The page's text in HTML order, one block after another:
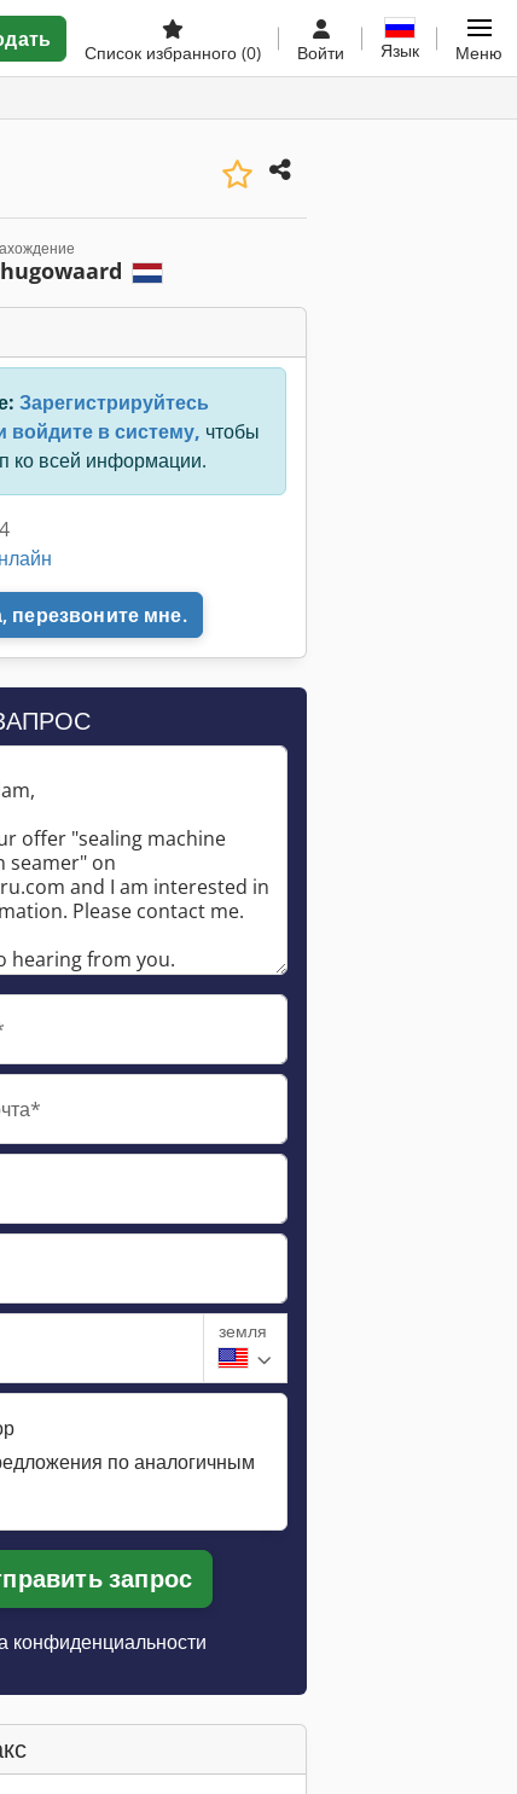
Список избранного (0) Войти Язык Меню
больше фотографий
Зарегистрируйтесь
войдите в систему, чтобы
ко всей информации.
перезвоните мне.
земля
по аналогичным
запрос
конфиденциальности